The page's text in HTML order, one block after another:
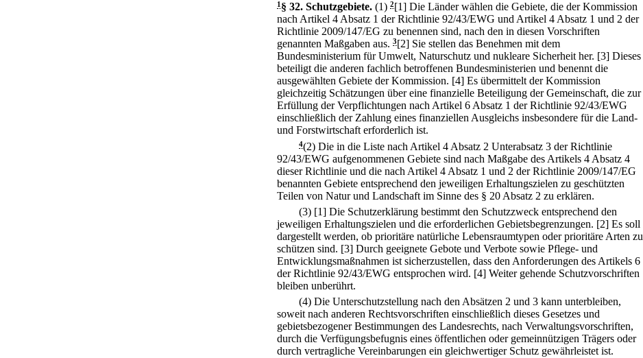
1§ 32. Schutzgebiete. (1) 2[1] Die Länder wählen die Gebiete, die der Kommission
nach Artikel 4 Absatz 1 der Richtlinie 92/43/EWG und Artikel 4 Absatz 1 und 2 der
Richtlinie 2009/147/EG zu benennen sind, nach den in diesen Vorschriften
genannten Maßgaben aus. 3[2] Sie stellen das Benehmen mit dem
Bundesministerium für Umwelt, Naturschutz und nukleare Sicherheit her. [3] Dieses
beteiligt die anderen fachlich betroffenen Bundesministerien und benennt die
ausgewählten Gebiete der Kommission. [4] Es übermittelt der Kommission
gleichzeitig Schätzungen über eine finanzielle Beteiligung der Gemeinschaft, die zur
Erfüllung der Verpflichtungen nach Artikel 6 Absatz 1 der Richtlinie 92/43/EWG
einschließlich der Zahlung eines finanziellen Ausgleichs insbesondere für die Land-
und Forstwirtschaft erforderlich ist.
4(2) Die in die Liste nach Artikel 4 Absatz 2 Unterabsatz 3 der Richtlinie
92/43/EWG aufgenommenen Gebiete sind nach Maßgabe des Artikels 4 Absatz 4
dieser Richtlinie und die nach Artikel 4 Absatz 1 und 2 der Richtlinie 2009/147/EG
benannten Gebiete entsprechend den jeweiligen Erhaltungszielen zu geschützten
Teilen von Natur und Landschaft im Sinne des § 20 Absatz 2 zu erklären.
(3) [1] Die Schutzerklärung bestimmt den Schutzzweck entsprechend den
jeweiligen Erhaltungszielen und die erforderlichen Gebietsbegrenzungen. [2] Es soll
dargestellt werden, ob prioritäre natürliche Lebensraumtypen oder prioritäre Arten zu
schützen sind. [3] Durch geeignete Gebote und Verbote sowie Pflege- und
Entwicklungsmaßnahmen ist sicherzustellen, dass den Anforderungen des Artikels 6
der Richtlinie 92/43/EWG entsprochen wird. [4] Weiter gehende Schutzvorschriften
bleiben unberührt.
(4) Die Unterschutzstellung nach den Absätzen 2 und 3 kann unterbleiben,
soweit nach anderen Rechtsvorschriften einschließlich dieses Gesetzes und
gebietsbezogener Bestimmungen des Landesrechts, nach Verwaltungsvorschriften,
durch die Verfügungsbefugnis eines öffentlichen oder gemeinnützigen Trägers oder
durch vertragliche Vereinbarungen ein gleichwertiger Schutz gewährleistet ist.